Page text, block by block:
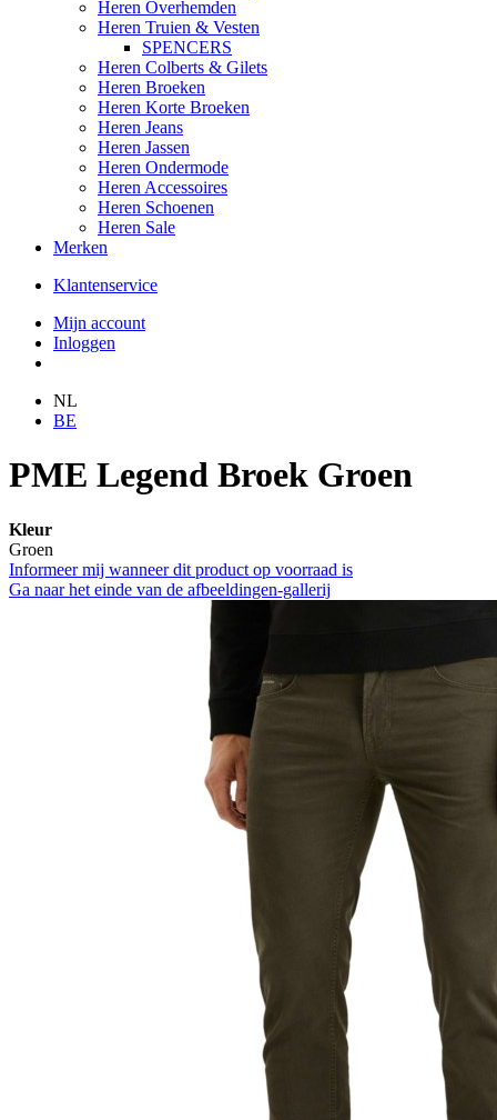
Heren Overhemden
Heren Truien & Vesten
SPENCERS
Heren Colberts & Gilets
Heren Broeken
Heren Korte Broeken
Heren Jeans
Heren Jassen
Heren Ondermode
Heren Accessoires
Heren Schoenen
Heren Sale
Merken
Klantenservice
Mijn account
Inloggen
NL
BE
PME Legend Broek Groen
Kleur
Groen
Informeer mij wanneer dit product op voorraad is
Ga naar het einde van de afbeeldingen-gallerij